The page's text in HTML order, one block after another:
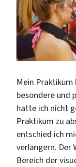
Mein
besondere und
hatte ich nicht
Praktikum zu
entschied ich
verlängern. Der
Bereich der